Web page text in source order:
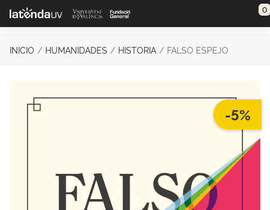
Saltar al contenido principal 0
INICIO HUMANIDADES HISTORIA FALSO ESPEJO
-5%